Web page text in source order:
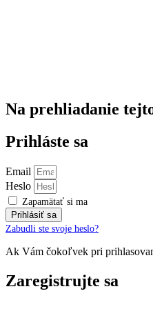
Na prehliadanie
Prihláste sa
Email
Heslo
Zapamätať si ma
Prihlásiť sa
Zabudli ste svoje heslo?
Ak Vám čokoľvek pri
Zaregistrujte sa